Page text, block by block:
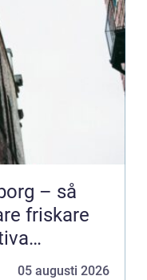
– så
friskare
05 augusti 2026